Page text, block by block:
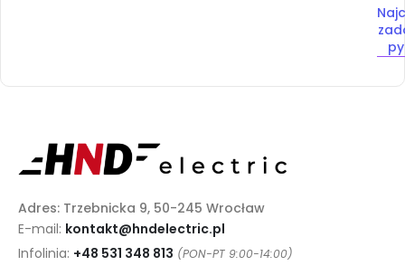
Adres: Trzebnicka 9, 50-245 Wrocław
E-mail: kontakt@hndelectric.pl
Infolinia: +48 531 348 813 (PON-PT 9:00-14:00)